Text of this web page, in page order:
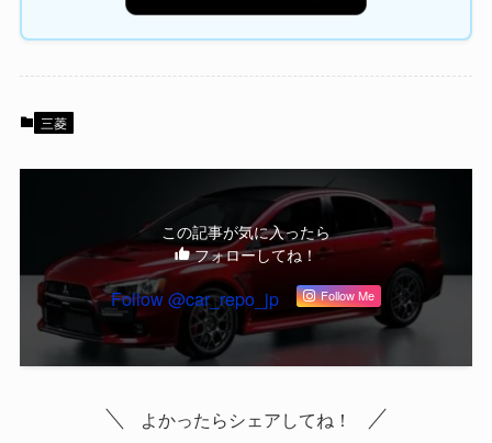
三菱
この記事が気に入ったら
フォローしてね！
Follow @car_repo_jp Follow Me
よかったらシェアしてね！